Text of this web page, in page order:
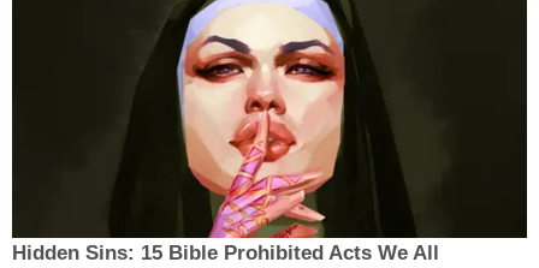
Hidden Sins: 15 Bible Prohibited Acts We All